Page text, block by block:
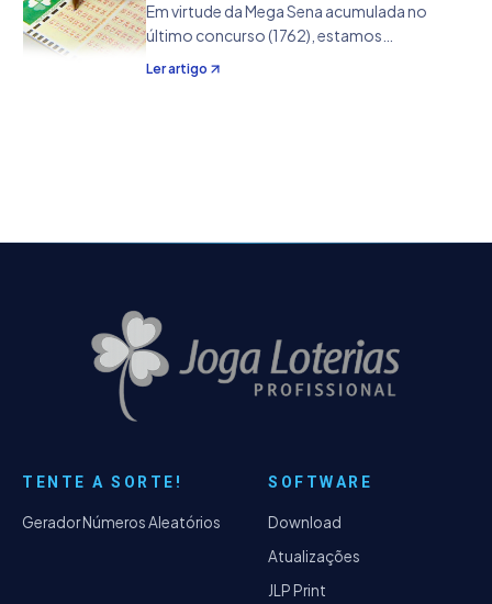
Em virtude da Mega Sena acumulada no
último concurso (1762), estamos
disponibilizando gratuitamente um pacote
de arquivos referentes a diversos estudos,
Ler artigo
TENTE A SORTE!
Gerador Números Aleatórios
SOFTWARE
Download
Atualizações
JLP Print